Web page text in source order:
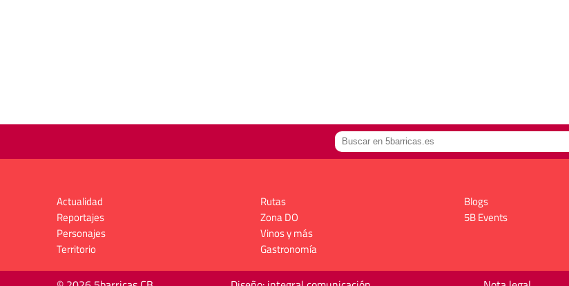
Actualidad
Reportajes
Personajes
Territorio
Rutas
Zona DO
Vinos y más
Gastronomía
Blogs
5B Events